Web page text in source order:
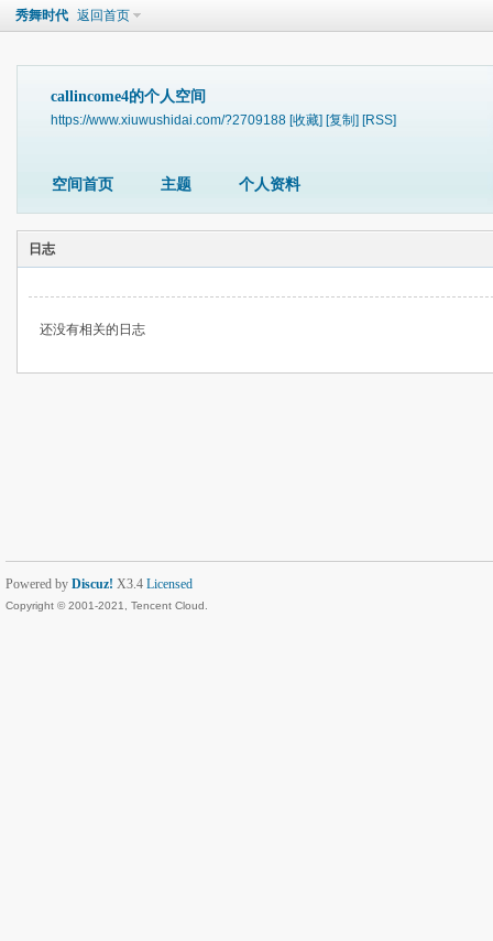
秀舞时代 返回首页
callincome4的个人空间
https://www.xiuwushidai.com/?2709188 [收藏] [复制] [RSS]
空间首页 主题 个人资料
日志
还没有相关的日志
Powered by Discuz! X3.4 Licensed
Copyright © 2001-2021, Tencent Cloud.